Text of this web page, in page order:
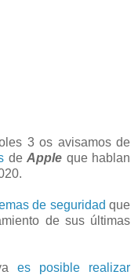
3 os avisamos de
deApple que hablan
de seguridad que
de sus últimas
es posible realizar